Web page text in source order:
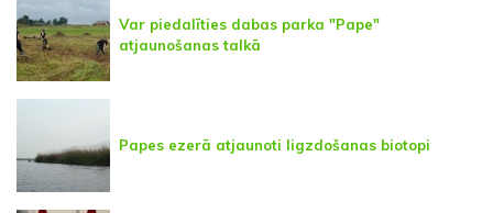
Var piedalīties dabas parka "Pape"
atjaunošanas talkā
Papes ezerā atjaunoti ligzdošanas biotopi